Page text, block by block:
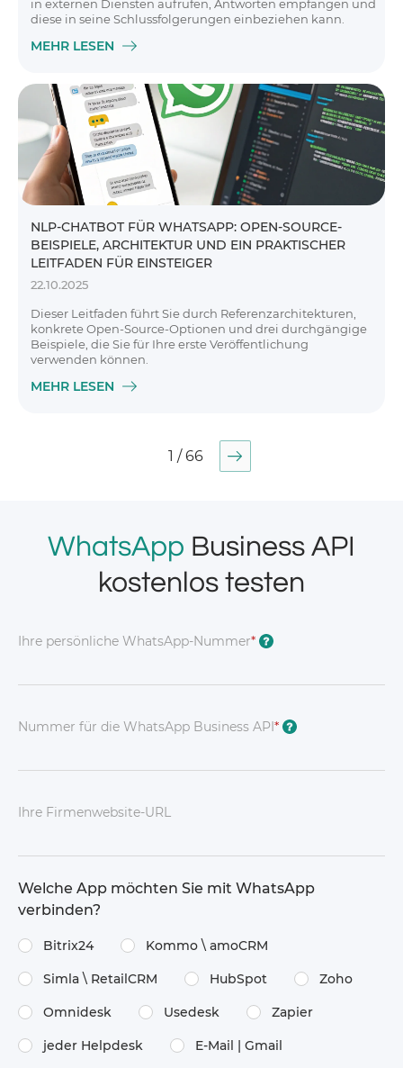
in externen Diensten aufrufen, Antworten empfangen und
diese in seine Schlussfolgerungen einbeziehen kann.
MEHR LESEN
NLP-CHATBOT FÜR WHATSAPP: OPEN-SOURCE-
BEISPIELE, ARCHITEKTUR UND EIN PRAKTISCHER
LEITFADEN FÜR EINSTEIGER
22.10.2025
Dieser Leitfaden führt Sie durch Referenzarchitekturen,
konkrete Open-Source-Optionen und drei durchgängige
Beispiele, die Sie für Ihre erste Veröffentlichung
verwenden können.
MEHR LESEN
1 / 66
WhatsApp Business API
kostenlos testen
Ihre persönliche WhatsApp-Nummer* ?
Nummer für die WhatsApp Business API* ?
Ihre Firmenwebsite-URL
Welche App möchten Sie mit WhatsApp
verbinden?
Bitrix24 Kommo \​ amoCRM
Simla \​ RetailCRM HubSpot Zoho
Omnidesk Usedesk Zapier
jeder Helpdesk E-Mail | Gmail